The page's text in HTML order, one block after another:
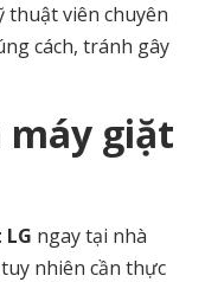
thuật viên chuyên
cách, tránh gây
giặt
ngay tại nhà
nhiên cần thực